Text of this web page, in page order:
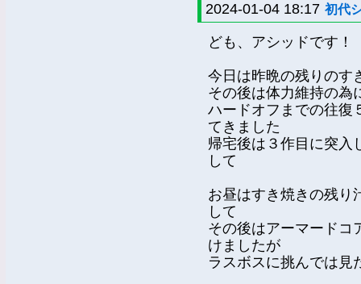
2024-01-04 18:17 初代
ども、アシッドです！
今日は昨晩の残りのす
その後は体力維持の為
ハードオフまでの往復
てきました
帰宅後は３作目に突入
して
お昼はすき焼きの残り
して
その後はアーマードコ
けましたが
ラスボスに挑んでは見